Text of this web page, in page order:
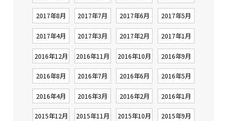
2017年8月 2017年7月 2017年6月 2017年5月
2017年4月 2017年3月 2017年2月 2017年1月
2016年12月 2016年11月 2016年10月 2016年9月
2016年8月 2016年7月 2016年6月 2016年5月
2016年4月 2016年3月 2016年2月 2016年1月
2015年12月 2015年11月 2015年10月 2015年9月